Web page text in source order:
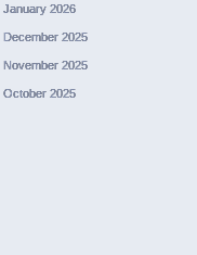
January 2026
December 2025
November 2025
October 2025